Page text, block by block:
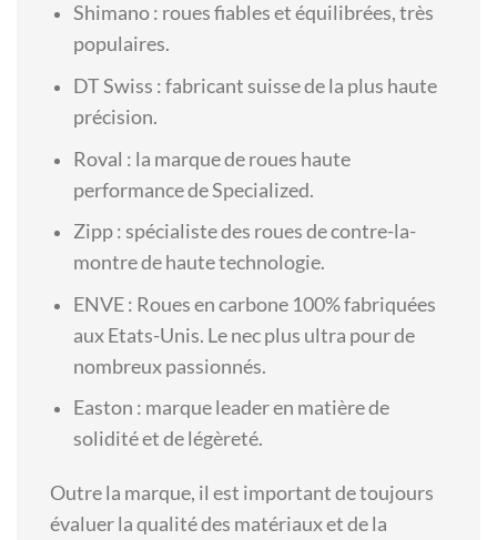
Shimano : roues fiables et équilibrées, très
populaires.
DT Swiss : fabricant suisse de la plus haute
précision.
Roval : la marque de roues haute
performance de Specialized.
Zipp : spécialiste des roues de contre-la-
montre de haute technologie.
ENVE : Roues en carbone 100% fabriquées
aux Etats-Unis. Le nec plus ultra pour de
nombreux passionnés.
Easton : marque leader en matière de
solidité et de légèreté.
Outre la marque, il est important de toujours
évaluer la qualité des matériaux et de la